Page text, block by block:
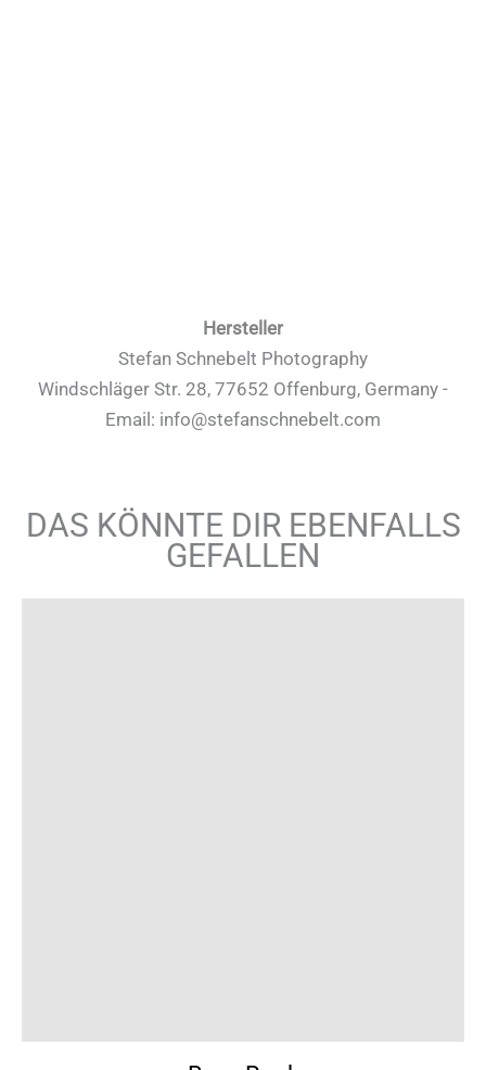
Hersteller
Stefan Schnebelt Photography
Windschläger Str. 28, 77652 Offenburg, Germany -
Email: info@stefanschnebelt.com
DAS KÖNNTE DIR EBENFALLS
GEFALLEN